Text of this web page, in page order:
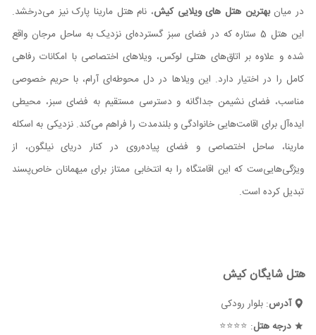
در میانبهترین هتل های ویلایی کیش، نام هتل مارینا پارک نیز می‌درخشد.
این هتل 5 ستاره که در فضای سبز گسترده‌ای نزدیک به ساحل مرجان واقع
شده و علاوه بر اتاق‌های هتلی لوکس، ویلاهای اختصاصی با امکانات رفاهی
کامل را در اختیار دارد. این ویلاها در دل محوطه‌ای آرام، با حریم خصوصی
مناسب، فضای نشیمن جداگانه و دسترسی مستقیم به فضای سبز، محیطی
ایده‌آل برای اقامت‌هایی خانوادگی و بلندمدت را فراهم می‌کند. نزدیکی به اسکله
مارینا، ساحل اختصاصی و فضای پیاده‌روی در کنار دریای نیلگون، از
ویژگی‌هایی‌ست که این اقامتگاه را به انتخابی ممتاز برای میهمانان خاص‌پسند
تبدیل کرده است.
هتل شایگان کیش
آدرس: بلوار رودکی
درجه هتل: ⭐⭐⭐⭐